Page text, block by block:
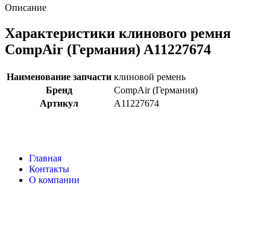
Описание
Характеристики клинового ремня
CompAir (Германия) A11227674
Наименование запчасти клиновой ремень
Бренд
CompAir (Германия)
Артикул
A11227674
Главная
Контакты
О компании